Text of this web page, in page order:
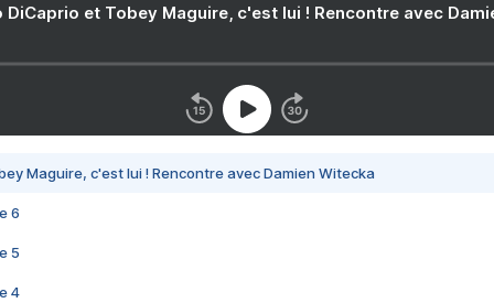
DiCaprio et Tobey Maguire, c'est lui ! Rencontre avec
Maguire, c'est lui ! Rencontre avec Damien Witecka
6
5
4